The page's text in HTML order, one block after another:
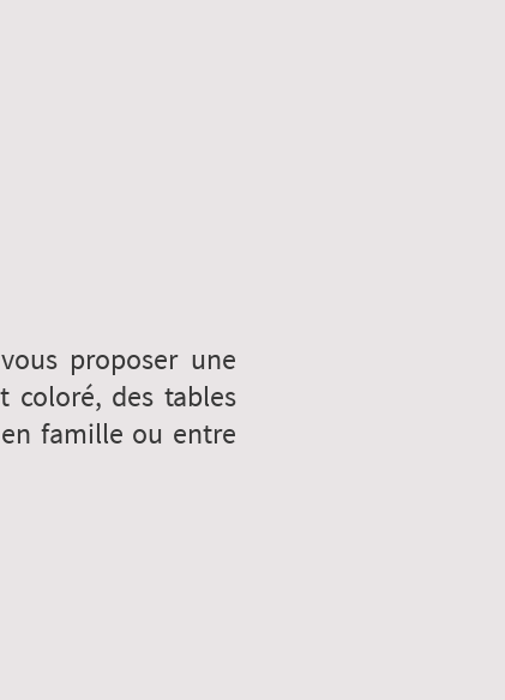
proposer une
coloré, des tables
famille ou entre